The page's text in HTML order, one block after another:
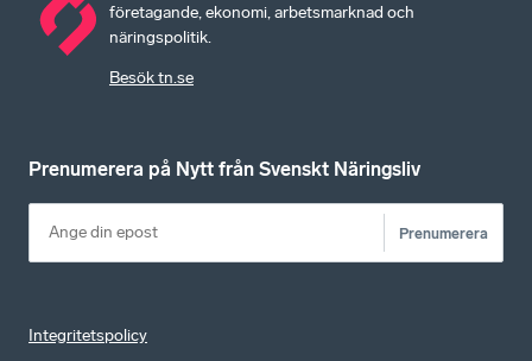
företagande, ekonomi, arbetsmarknad och
näringspolitik.
Besök tn.se
Prenumerera på Nytt från Svenskt Näringsliv
Prenumerera
Integritetspolicy